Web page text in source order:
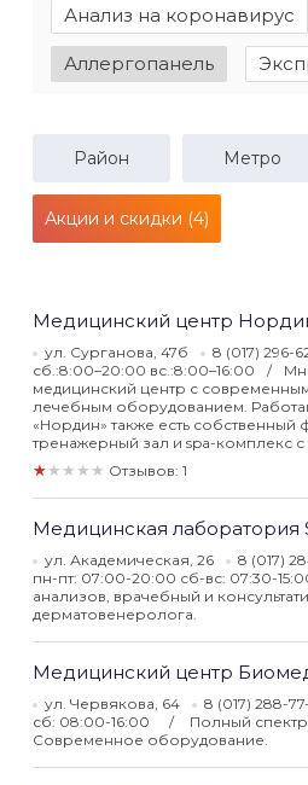
Анализ на коронавирус
Аллергопанель
Район Метро
Акции и скидки (4)
Медицинский центр
ул. Сурганова, 47б 8 (017) 296-
сб.:8:00–20:00 вс.:8:00–16:00
медицинский центр с
лечебным оборудованием.
«Нордин» также есть собственный
тренажерный зал и spa-комплекс
★★★★★ Отзывов: 1
Медицинская лаборатория
ул. Академическая, 26
8 (017)
пн-пт: 07:00-20:00 сб-вс: 07:30-
анализов, врачебный и
дерматовенеролога.
Медицинский центр
ул. Червякова, 64 8 (017) 288-
сб: 08:00-16:00
Полный
Современное оборудование.